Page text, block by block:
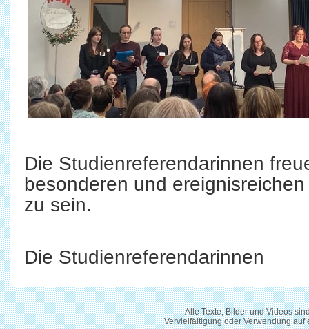
Die Studienreferendarinnen
besonderen und
zu sein.
Die Studienreferendarinnen
Alle Texte, Bilder und Videos
Vervielfältigung oder Verwendung